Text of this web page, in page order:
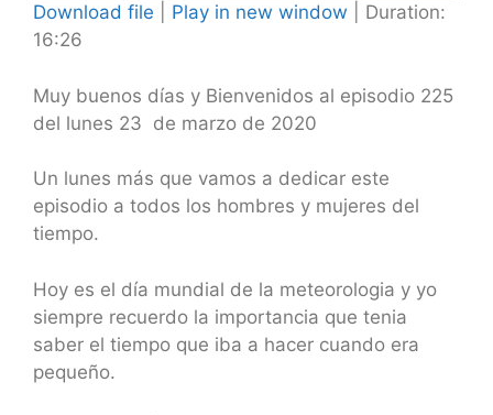
SHARE
LINK
Download file Play in new window
Duration:
16:26
Muy buenos días y Bienvenidos al episodio 225
del lunes 23 de marzo de 2020
Un lunes más que vamos a dedicar este
episodio a todos los hombres y mujeres del
tiempo.
Hoy es el día mundial de la meteorologia y yo
siempre recuerdo la importancia que tenia
saber el tiempo que iba a hacer cuando era
pequeño.